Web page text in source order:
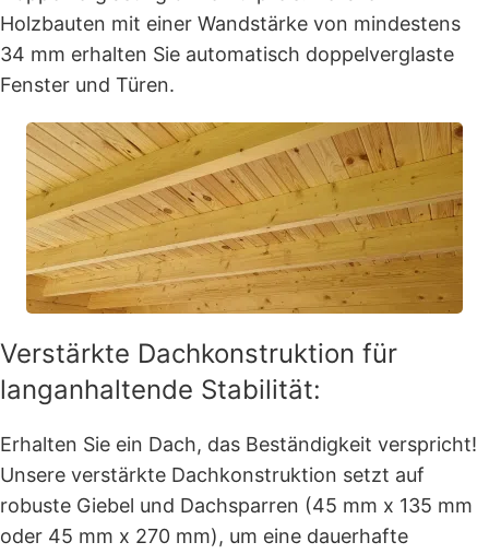
Holzbauten mit einer Wandstärke von mindestens
34 mm erhalten Sie automatisch doppelverglaste
Fenster und Türen.
Verstärkte Dachkonstruktion für
langanhaltende Stabilität:
Erhalten Sie ein Dach, das Beständigkeit verspricht!
Unsere verstärkte Dachkonstruktion setzt auf
robuste Giebel und Dachsparren (45 mm x 135 mm
oder 45 mm x 270 mm), um eine dauerhafte